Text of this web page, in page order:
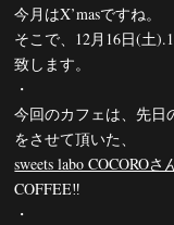
今月はX’masですね。
そこで、12月16日(土
致します。
・
今回のカフェは、先日
をさせて頂いた、
sweets labo COCOROさ
COFFEE‼︎
・